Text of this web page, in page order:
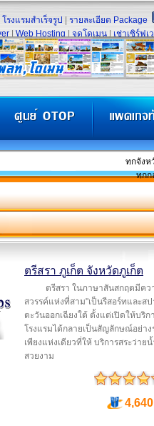
โรงแรมสำเร็จรูป
รายละเอียด Package
Web Hosting จดโดเมน เช่าเซิร์ฟเ
ตรีสรา ภูเก็ต จังหวัดภูเก็ต
ตรีสรา ในภาษาสันสกฤตมีค
สวรรค์แห่งที่สาม"เป็นรีสอร์ทและส
ตะวันออกเฉียงใต้ ตั้งแต่เปิดให้บริ
โรงแรมได้กลายเป็นสัญลักษณ์อย่าง
เพียงแห่งเดียวที่ให้ บริการสระว่าย
สวยงาม
4,640